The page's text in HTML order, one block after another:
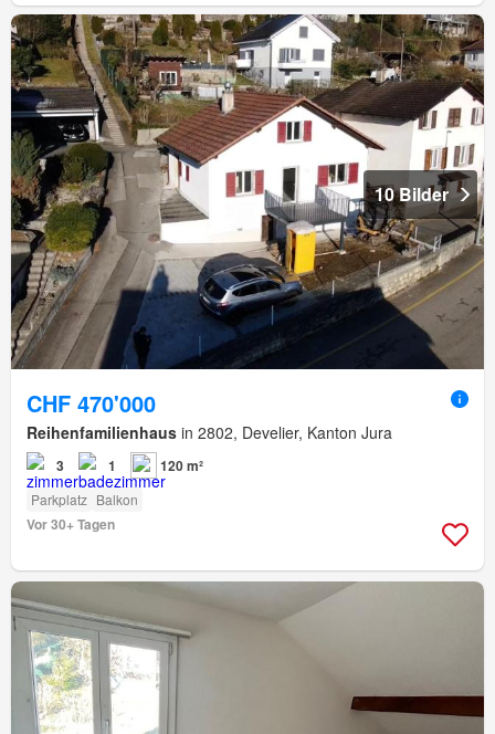
10 Bilder
CHF 470'000
Reihenfamilienhaus in 2802, Develier, Kanton Jura
3 1 120 m²
Parkplatz Balkon
Vor 30+ Tagen